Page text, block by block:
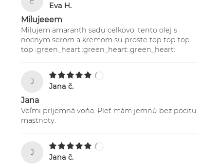
Sledovanie Vašich zásielok je možné
https://online.gls-slovakia.sk/index.php
Eva H.
Milujeeem
Milujem amaranth sadu celkovo, tento olej s
nocnym serom a kremom su proste top top top
top :green_heart::green_heart::green_heart:
J
Jana č.
Jana
Veľmi príjemná voňa. Pleť mám jemnú bez pocitu
mastnoty.
J
Jana č.